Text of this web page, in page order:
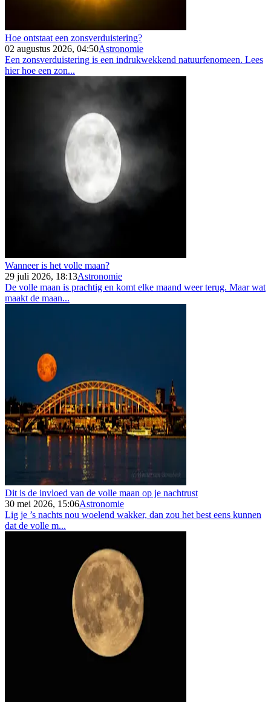
Hoe ontstaat een zonsverduistering?
02 augustus 2026, 04:50Astronomie
Een zonsverduistering is een indrukwekkend natuurfenomeen. Lees
hier hoe een zon...
Wanneer is het volle maan?
29 juli 2026, 18:13Astronomie
De volle maan is prachtig en komt elke maand weer terug. Maar wat
maakt de maan...
Dit is de invloed van de volle maan op je nachtrust
30 mei 2026, 15:06Astronomie
Lig je ’s nachts nou woelend wakker, dan zou het best eens kunnen
dat de volle m...